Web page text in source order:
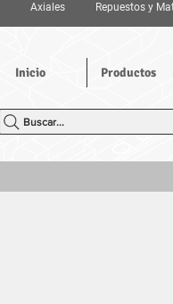
Axiales Repuestos y
Inicio Productos
Buscar...